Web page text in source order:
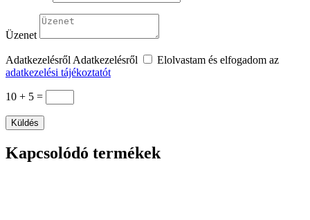
Üzenet
Adatkezelésről Adatkezelésről
Elolvastam és elfogadom az
adatkezelési tájékoztatót
10 + 5 =
Küldés
Kapcsolódó termékek